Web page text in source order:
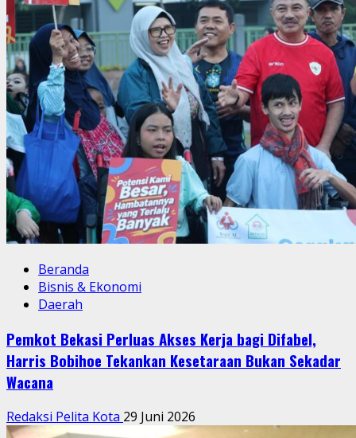
Beranda
Bisnis & Ekonomi
Daerah
Pemkot Bekasi Perluas Akses Kerja bagi Difabel,
Harris Bobihoe Tekankan Kesetaraan Bukan Sekadar
Wacana
Redaksi Pelita Kota 29 Juni 2026